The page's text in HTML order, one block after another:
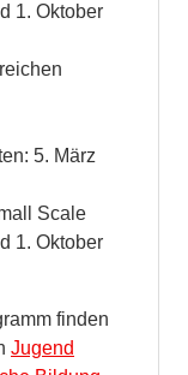
1. Oktober
5. März
Scale
1. Oktober
finden
Jugend